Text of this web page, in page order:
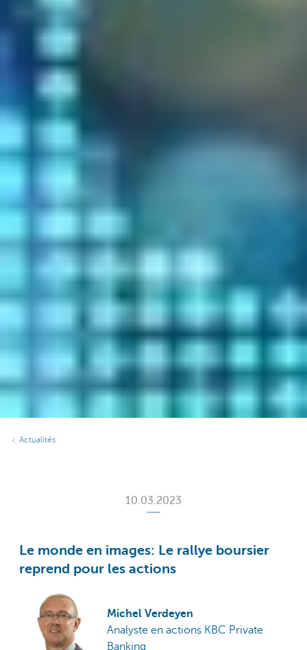
Actualités
10.03.2023
Le monde en images: Le rallye boursier
reprend pour les actions
Michel Verdeyen
Analyste en actions KBC Private
Banking